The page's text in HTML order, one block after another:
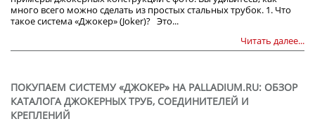
много всего можно сделать из простых стальных трубок. 1. Что
такое система «Джокер» (Joker)? Это...
Читать далее...
ПОКУПАЕМ СИСТЕМУ «ДЖОКЕР» НА PALLADIUM.RU: ОБЗОР
КАТАЛОГА ДЖОКЕРНЫХ ТРУБ, СОЕДИНИТЕЛЕЙ И
КРЕПЛЕНИЙ